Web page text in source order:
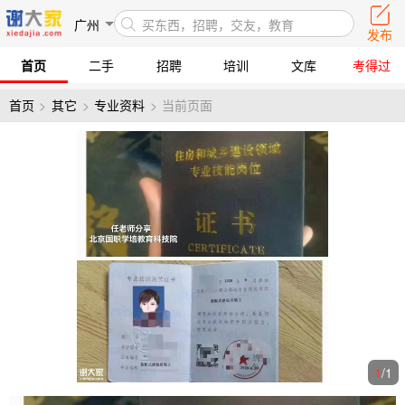
广州 买东西，招聘，交友，教育
发布
首页
二手 招聘 培训 文库 考得过
首页 > 其它 > 专业资料 > 当前页面
1/1